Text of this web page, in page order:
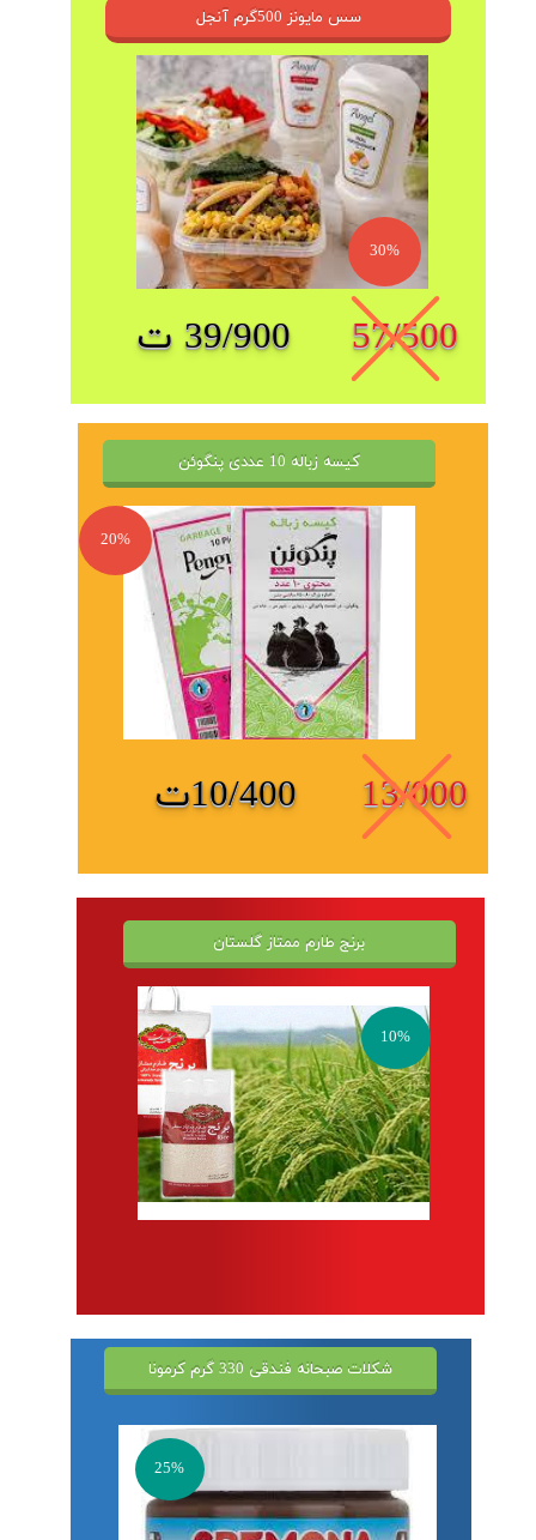
سس مایونز 500گرم آنجل
39/900 ت
30%
57/500
کیسه زباله 10 عددی پنگوئن
10/400ت
20%
13/000
برنج طارم ممتاز گلستان
10%
شکلات صبحانه فندقی 330 گرم کرمونا
25%